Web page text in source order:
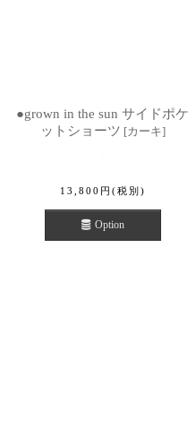
●grown in the sun サイドポケ
ットショーツ [カーキ]
13,800 円 (税別)
Option